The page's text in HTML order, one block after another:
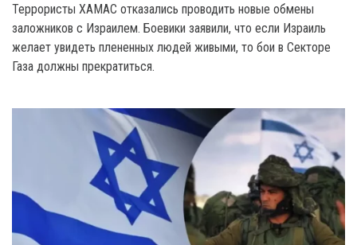
Террористы XAMAC отказались проводить новые обмены
заложников с Израилем. Боевики заявили, что если Израиль
желает увидеть плененных людей живыми, то бои в Секторе
Газа должны прекратиться.